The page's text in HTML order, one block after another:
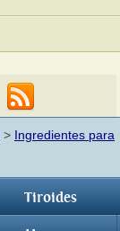
> Ingredientes para
Tiroides